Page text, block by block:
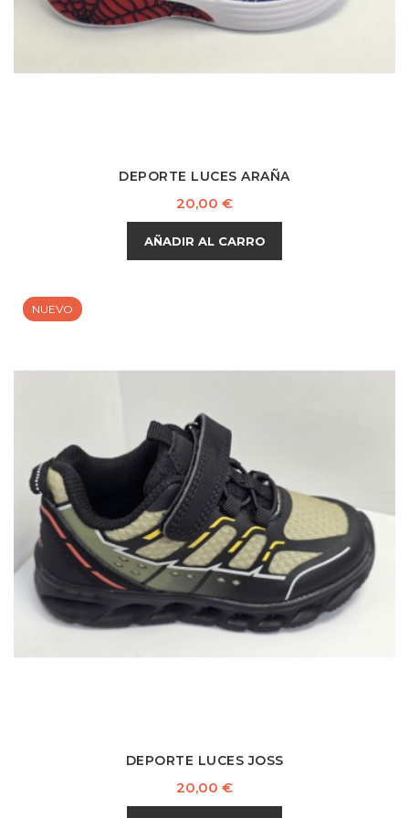
DEPORTE LUCES ARAÑA
Precio
20,00 €
AÑADIR AL CARRO
NUEVO
DEPORTE LUCES JOSS
Precio
20,00 €